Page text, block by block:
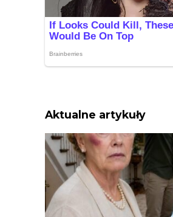
Aktualne artykuły